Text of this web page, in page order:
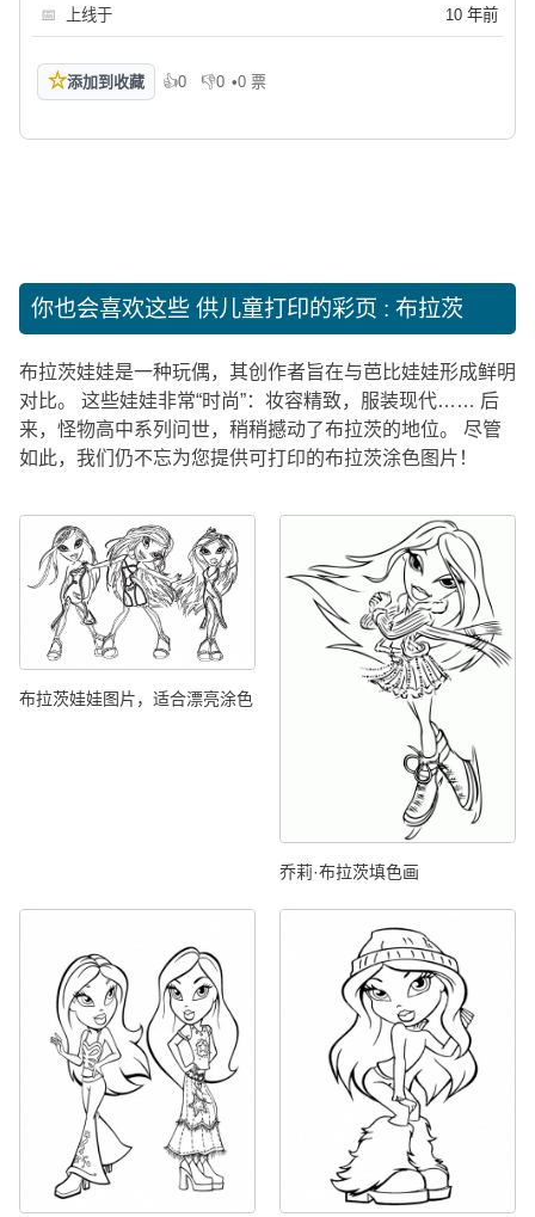
📅 上线于 10 年前
☆添加到收藏 👍0
喜欢 👎0
不喜欢
•0 票
你也会喜欢这些 供儿童打印的彩页 : 布拉茨
布拉茨娃娃是一种玩偶，其创作者旨在与芭比娃娃形成鲜明
对比。 这些娃娃非常“时尚”：妆容精致，服装现代…… 后
来，怪物高中系列问世，稍稍撼动了布拉茨的地位。 尽管
如此，我们仍不忘为您提供可打印的布拉茨涂色图片！
布拉茨娃娃图片，适合漂亮涂色
乔莉·布拉茨填色画